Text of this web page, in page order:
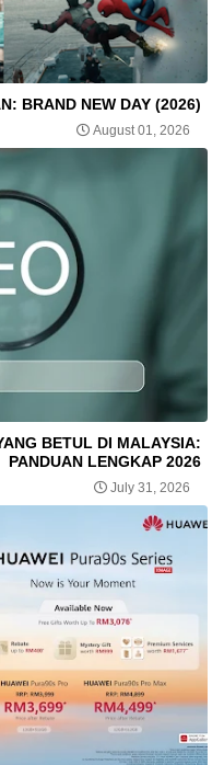
BRAND NEW DAY (2026)
August 01, 2026
BETUL DI MALAYSIA:
PANDUAN LENGKAP 2026
July 31, 2026